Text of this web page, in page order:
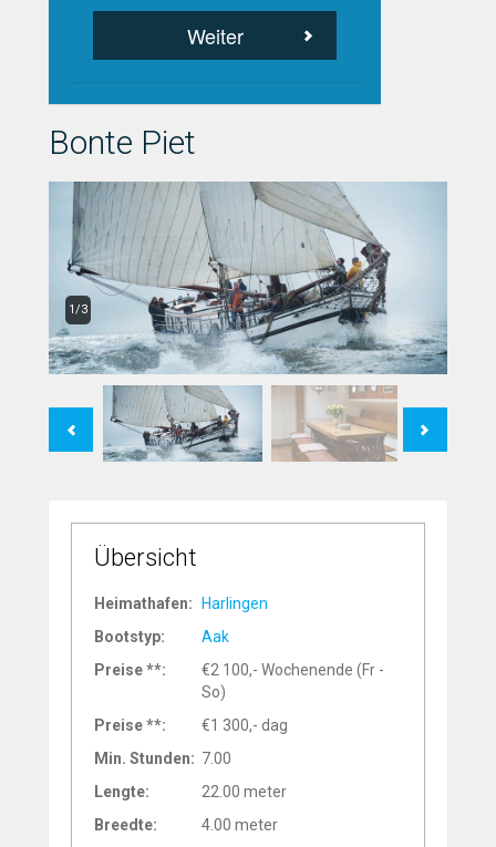
Weiter
Bonte Piet
1/3
Übersicht
Heimathafen:
Harlingen
Bootstyp:
Aak
Preise **:
€2 100,- Wochenende (Fr -
So)
Preise **:
€1 300,- dag
Min. Stunden: 7.00
Lengte:
22.00 meter
Breedte:
4.00 meter